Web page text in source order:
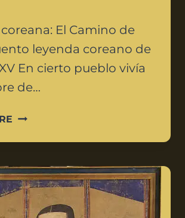
El Camino de
leyenda coreano de
En cierto pueblo vivía
de…